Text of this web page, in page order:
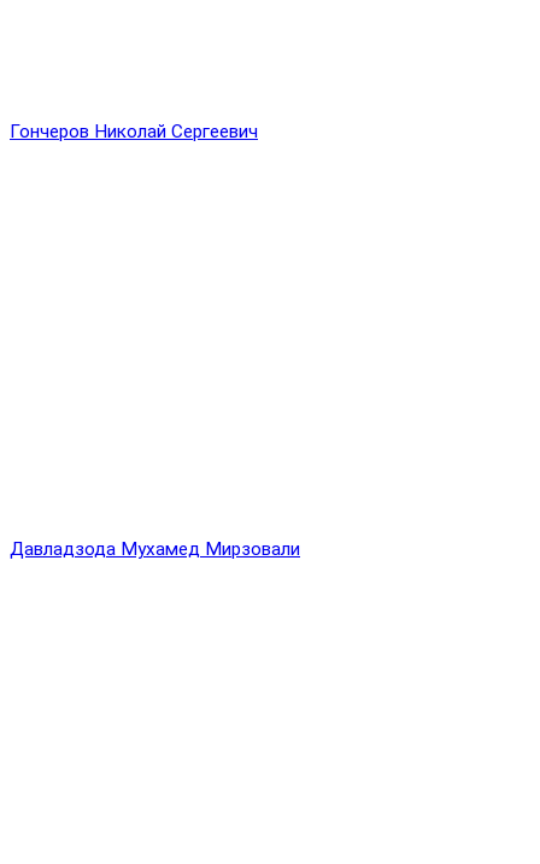
Гончеров Николай Сергеевич
Давладзода Мухамед Мирзовали